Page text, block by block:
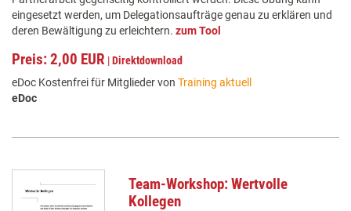
eingesetzt werden, um Delegationsaufträge genau zu erklären und
deren Bewältigung zu erleichtern. zum Tool
Preis: 2,00 EUR |Direktdownload
eDoc Kostenfrei für Mitglieder von Training aktuell
eDoc
Team-Workshop: Wertvolle
Kollegen